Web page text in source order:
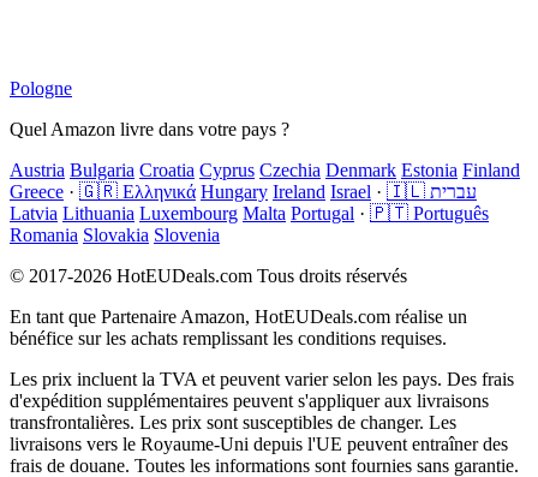
Pologne
Quel Amazon livre dans votre pays ?
Austria Bulgaria Croatia Cyprus Czechia Denmark Estonia Finland
Greece · 🇬🇷 Ελληνικά Hungary Ireland Israel ·
🇮🇱 עברית
Latvia Lithuania Luxembourg Malta Portugal · 🇵🇹 Português
Romania Slovakia Slovenia
© 2017-2026 HotEUDeals.com Tous droits réservés
En tant que Partenaire Amazon, HotEUDeals.com réalise un
bénéfice sur les achats remplissant les conditions requises.
Les prix incluent la TVA et peuvent varier selon les pays. Des frais
d'expédition supplémentaires peuvent s'appliquer aux livraisons
transfrontalières. Les prix sont susceptibles de changer. Les
livraisons vers le Royaume-Uni depuis l'UE peuvent entraîner des
frais de douane. Toutes les informations sont fournies sans garantie.